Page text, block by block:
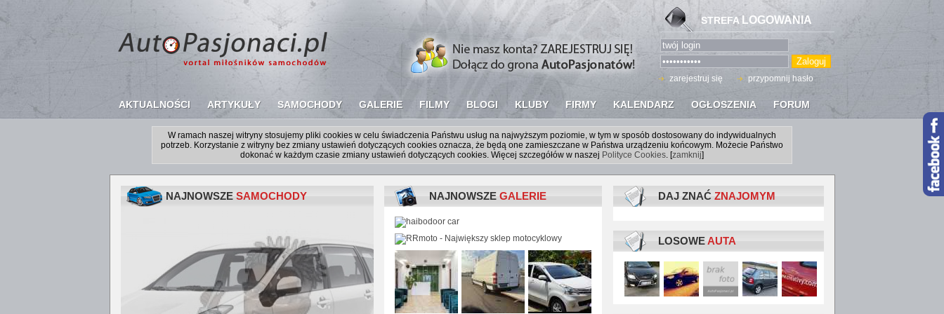
AKTUALNOŚCI ARTYKUŁY SAMOCHODY GALERIE FILMY BLOGI KLUBY FIRMY KALENDARZ OGŁOSZENIA FORUM
STREFA LOGOWANIA
zarejestruj się przypomnij hasło
W ramach naszej witryny stosujemy pliki cookies w celu świadczenia Państwu usług na najwyższym poziomie, w tym w sposób dostosowany do indywidualnych
potrzeb. Korzystanie z witryny bez zmiany ustawień dotyczących cookies oznacza, że będą one zamieszczane w Państwa urządzeniu końcowym. Możecie Państwo
dokonać w każdym czasie zmiany ustawień dotyczących cookies. Więcej szczegółów w naszej Polityce Cookies. [zamknij]
NAJNOWSZE SAMOCHODY NAJNOWSZE GALERIE DAJ ZNAĆ ZNAJOMYM
LOSOWEAUTA